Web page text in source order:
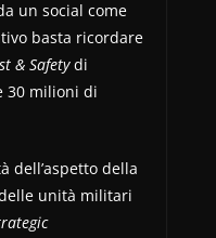
un social come
basta ricordare
& Safetydi
30 milioni di
dell’aspetto della
unità militari